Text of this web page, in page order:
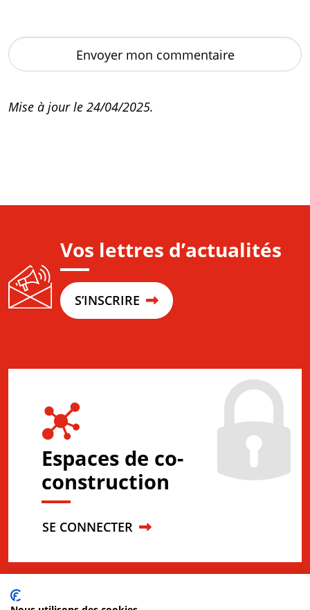
Mise à jour le 24/04/2025.
Vos lettres d’actualités
S’INSCRIRE
Espaces de co-
construction
SE CONNECTER